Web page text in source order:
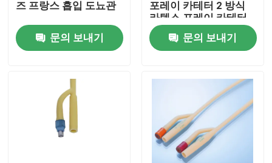
연락처
견적 요청
의학 실리콘 고무
의학 고무마개
즈 프랑스 흡입 도뇨관
문의 보내기
포레이 카테터 2 방식
라텍스 포레이 카테터
문의 보내기